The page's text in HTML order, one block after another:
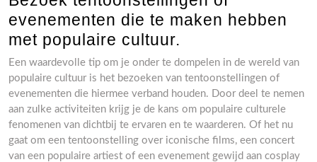
evenementen die te maken hebben
met populaire cultuur.
Een waardevolle tip om je onder te dompelen in de wereld van
populaire cultuur is het bezoeken van tentoonstellingen of
evenementen die hiermee verband houden. Door deel te nemen
aan zulke activiteiten krijg je de kans om populaire culturele
fenomenen van dichtbij te ervaren en te waarderen. Of het nu
gaat om een tentoonstelling over iconische films, een concert
van een populaire artiest of een evenement gewijd aan cosplay